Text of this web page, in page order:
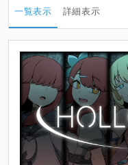
一覧表示 詳細表示